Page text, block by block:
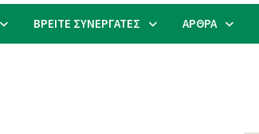
ΒΡΕΙΤΕ ΣΥΝΕΡΓΑΤΕΣ ΑΡΘΡΑ